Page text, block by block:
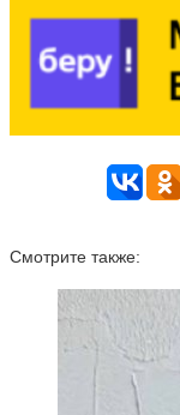
Смотрите также: